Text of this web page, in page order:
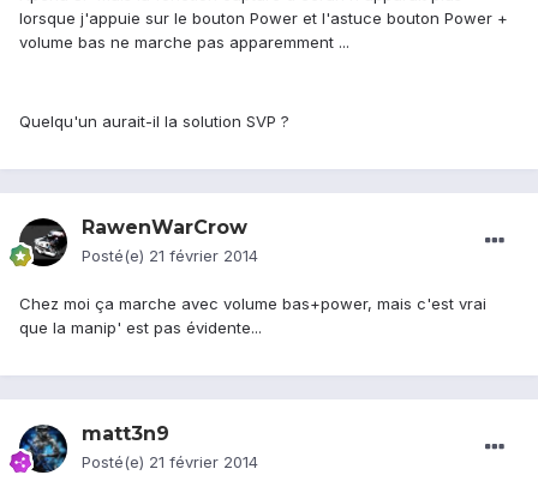
lorsque j'appuie sur le bouton Power et l'astuce bouton Power +
volume bas ne marche pas apparemment ...
Quelqu'un aurait-il la solution SVP ?
RawenWarCrow
Posté(e) 21 février 2014
Chez moi ça marche avec volume bas+power, mais c'est vrai
que la manip' est pas évidente...
matt3n9
Posté(e) 21 février 2014